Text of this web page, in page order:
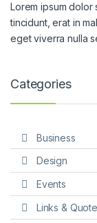
Lorem ipsum dolor
tincidunt, erat in
eget viverra nulla
Categories
Business
Design
Events
Links &